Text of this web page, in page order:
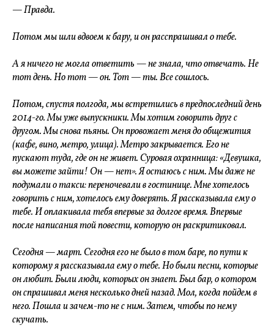
— Правда.
Потом мы шли вдвоем к бару, и он расспрашивал о тебе.
А я ничего не могла ответить — не знала, что отвечать. Не
тот день. Но тот — он. Тот — ты. Все сошлось.
Потом, спустя полгода, мы встретились в предпоследний день
2014-го. Мы уже выпускники. Мы хотим говорить друг с
другом. Мы снова пьяны. Он провожает меня до общежития
(кафе, вино, метро, улица). Метро закрывается. Его не
пускают туда, где он не живет. Суровая охранница: «Девушка,
вы можете зайти! Он — нет». Я остаюсь с ним. Мы даже не
подумали о такси: переночевали в гостинице. Мне хотелось
говорить с ним, хотелось ему доверять. Я рассказывала ему о
тебе. И оплакивала тебя впервые за долгое время. Впервые
после написания той повести, которую он раскритиковал.
Сегодня — март. Сегодня его не было в том баре, по пути к
которому я рассказывала ему о тебе. Но были песни, которые
он любит. Были люди, которых он знает. Был бар, о котором
он спрашивал меня несколько дней назад. Мол, когда пойдем в
него. Пошла и зачем-то не с ним. Затем, чтобы по нему
скучать.